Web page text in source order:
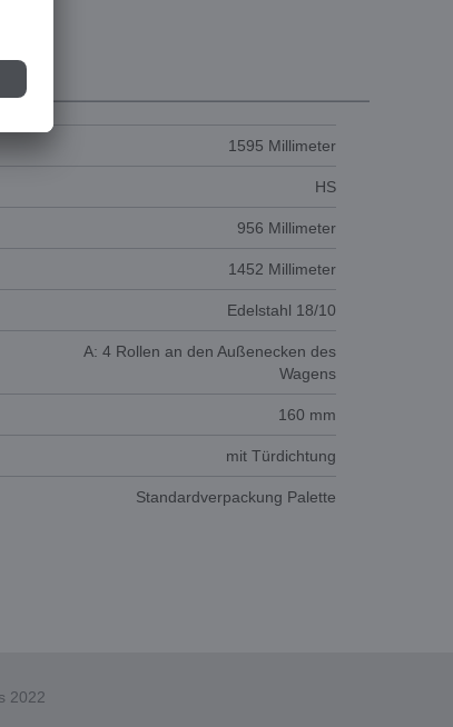
1595 Millimeter
HS
956 Millimeter
1452 Millimeter
Edelstahl 18/10
A: 4 Rollen an den Außenecken des
Wagens
160 mm
mit Türdichtung
Standardverpackung Palette
2022